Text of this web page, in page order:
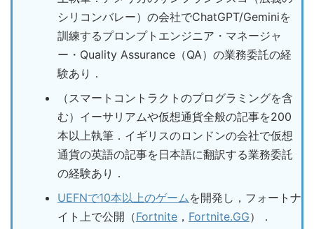
シリコンバレー）の会社でChatGPT/Geminiを
訓練するプロンプトエンジニア・マネージャ
ー・Quality Assurance（QA）の業務委託の経
験あり．
（スマートコントラクトのプログラミングを含
む）イーサリアムや仮想通貨全般の記事を200
本以上執筆．イギリスのロンドンの会社で仮想
通貨の英語の記事を日本語に翻訳する業務委託
の経験あり．
UEFNで10本以上のゲームを開発し，フォートナ
イト上で公開（Fortnite ， Fortnite.GG）．